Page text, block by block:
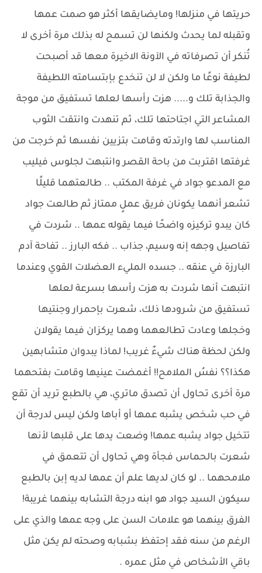
حريتها في منزلها! ومايضايقها أكثر هو صمت عمها
وتقبله لما يحدث ولكنها لن تسمح له بذلك مرة أخرى لا
تُنكر أن تصرفاته في الآونة الاخيرة معها قد أصبحت
لطيفة نوعًا ما ولكن لا لن تنخدع بإبتسامته اللطيفة
والجذابة تلك و..... هزت رأسها لعلها تستفيق من موجة
المشاعر التي اجتاحتها تلك، ثم تنهدت وانتقت الثوب
المناسب لها وارتدته وقامت بتزيين نفسها ثم خرجت من
غرفتها اقتربت من باحة القصر وانتبهت لجلوس فيليب
مع المدعو جواد في غرفة المكتب .. طالعتهما قليلًا
تشعر أنهما يكونان فريق عملٍ ممتاز ثم طالعت جواد
كان يبدو تركيزه واضحًا فيما يقوله عمها .. شردت في
تفاصيل وجهه إنه وسيم، جذاب .. فكه البارز .. تفاحة آدم
البارزة في عنقه .. جسده المليء العضلات القوي وعندما
انتبهت أنها شردت به هزت رأسها بسرعة لعلها
تستفيق من شرودها ذلك، شعرت بإحمرار وجنتيها
وخجلها وعادت تطالعهما وهما يركزان فيما يقولان
ولكن لحظة هناك شيءٌ غريب! لماذا يبدوان متشابهين
هكذا؟؟ نفسُ الملامح!! أغمضت عينيها وقامت بفتحهما
مرة أخرى تحاول أن تصدق ماتري، هي بالطبع تريد أن تقع
في حب شخص يشبه عمها أو أباها ولكن ليس لدرجة أن
تتخيل جواد يشبه عمها! وضعت يدها على قلبها لأنها
شعرت بالحماس فجأة وهي تحاول أن تتعمق في
ملامحهما .. لو كان لديها علم أن عمها لديه إبن بالطبع
سيكون السيد جواد هو ابنه درجة التشابه بينهما غريبة!
الفرق بينهما هو علامات السن على وجه عمها والذي على
الرغم من سنه فقد إحتفظ بشبابه وصحته لم يكن مثل
باقي الأشخاص في مثل عمره .